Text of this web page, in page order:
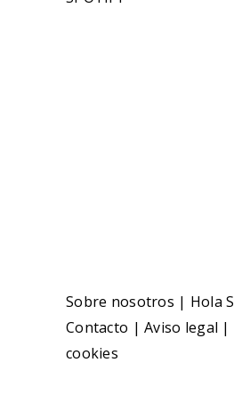
Sobre nosotros | Hola
Contacto |Aviso legal |
cookies